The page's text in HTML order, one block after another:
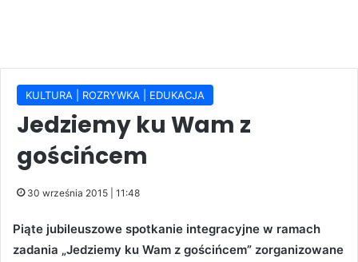
KULTURA | ROZRYWKA | EDUKACJA
Jedziemy ku Wam z
gościńcem
30 września 2015 | 11:48
Piąte jubileuszowe spotkanie integracyjne w ramach
zadania „Jedziemy ku Wam z gościńcem” zorganizowane